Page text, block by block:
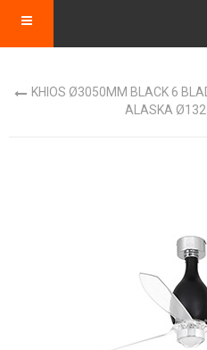
KHIOS Ø3050MM BLACK 6
ALASKA